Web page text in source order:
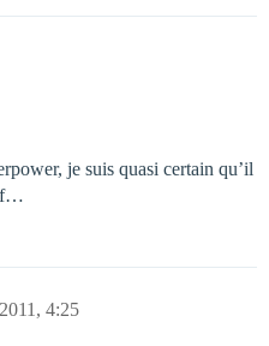
je suis quasi certain qu’il
4:25